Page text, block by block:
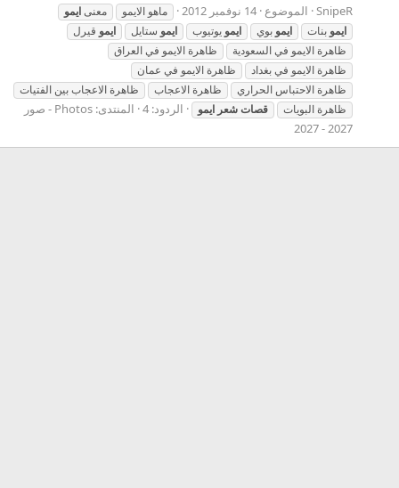
SnipeR الموضوع 14 نوفمبر 2012 ماهو الايمو معنىايمو
ايمو بنات ايمو بوي ايمو يوتيوب ايمو ستايل ايمو قيرل
ظاهرة الايمو في السعودية
ظاهرة الايمو في العراق
ظاهرة الايمو في بغداد
ظاهرة الايمو في عمان
ظاهرة الاحتباس الحراري
ظاهرة الاعجاب
ظاهرة الاعجاب بين الفتيات
ظاهرة البويات
قصاتشعر ايمو الردود: 4 المنتدى:
Photos - صور
2027 - 2027